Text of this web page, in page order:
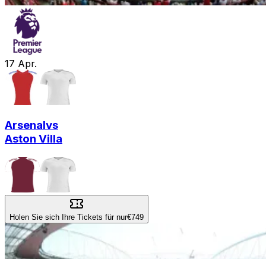
17 Apr.
Arsenalvs
Aston Villa
Holen Sie sich Ihre Tickets für nur€749